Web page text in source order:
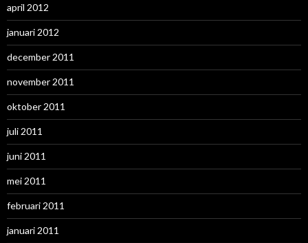
april 2012
januari 2012
december 2011
november 2011
oktober 2011
juli 2011
juni 2011
mei 2011
februari 2011
januari 2011